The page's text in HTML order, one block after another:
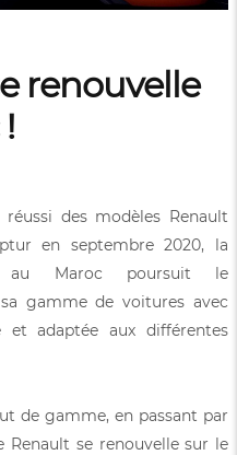
renouvelle
des modèles Renault
en septembre 2020, la
au Maroc poursuit le
gamme de voitures avec
adaptée aux différentes
de gamme, en passant par
Renault se renouvelle sur le